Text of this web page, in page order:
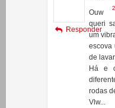
Ouw
queri
um
escova
de
Há e
Responder